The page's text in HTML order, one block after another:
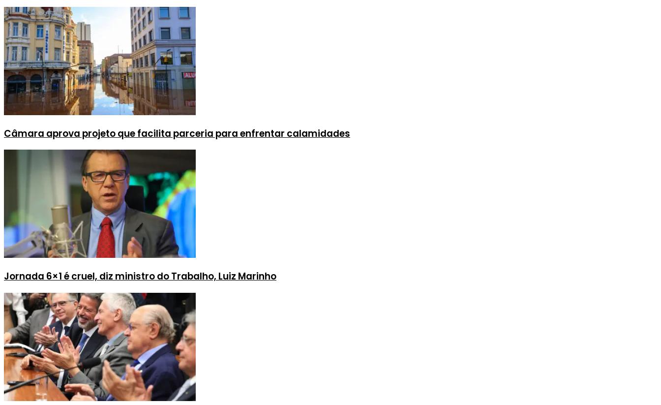
Câmara aprova projeto que facilita parceria para enfrentar calamidades
Jornada 6×1 é cruel, diz ministro do Trabalho, Luiz Marinho